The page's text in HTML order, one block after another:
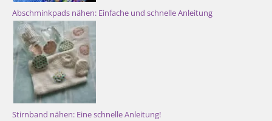
Abschminkpads nähen: Einfache und schnelle Anleitung
Stirnband nähen: Eine schnelle Anleitung!